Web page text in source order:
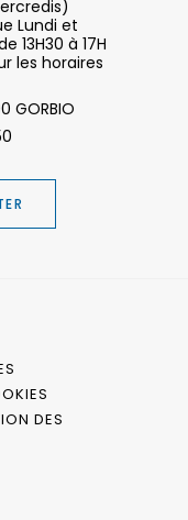
Lundi et
13H30 à 17H
les horaires
GORBIO
DES